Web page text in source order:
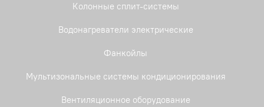
Колонные сплит-системы
Водонагреватели электрические
Фанкойлы
Мультизональные системы кондиционирования
Вентиляционное оборудование